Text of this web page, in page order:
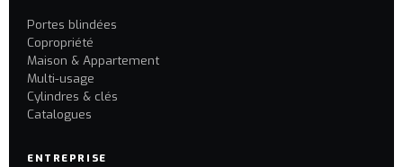
Portes blindées
Copropriété
Maison & Appartement
Multi-usage
Cylindres & clés
Catalogues
ENTREPRISE